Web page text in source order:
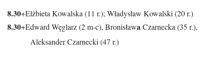
8.30+Elżbieta Kowalska (11 r.); Władysław Kowalski (20 r.)
8.30+Edward Węglarz (2 m-c), BronisławaCzarnecka (35 r.),
Aleksander Czarnecki (47 r.)